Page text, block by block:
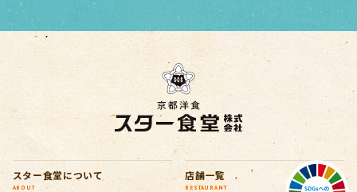
スター食堂について
ABOUT
店舗一覧
RESTAURANT